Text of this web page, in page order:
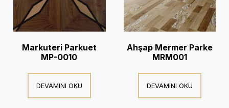
Markuteri Parkuet
MP-0010
DEVAMINI OKU
Ahşap Mermer Parke
MRM001
DEVAMINI OKU